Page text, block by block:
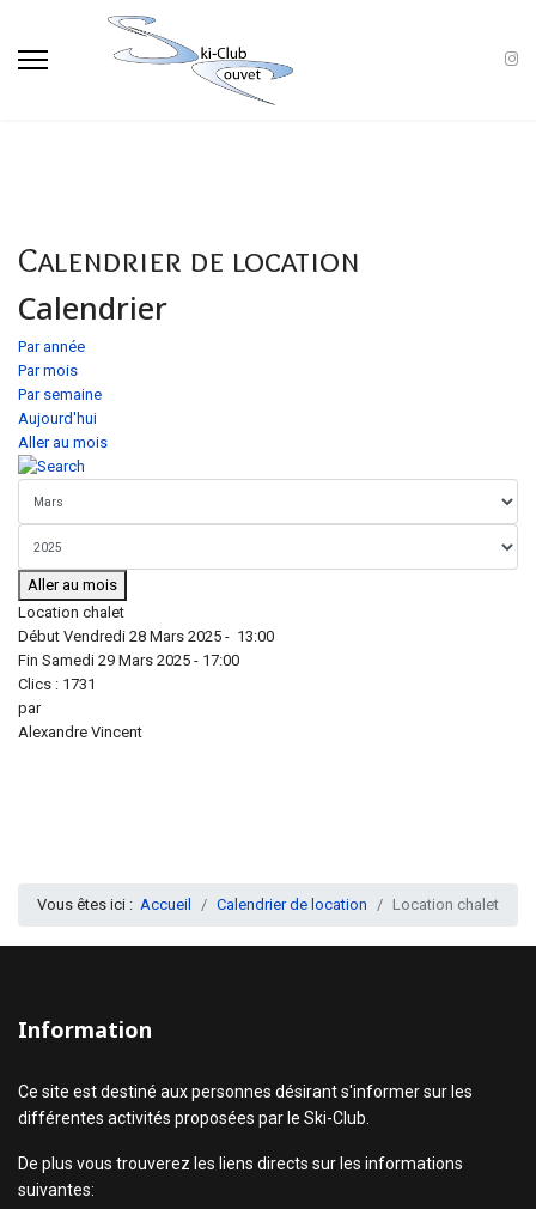
Calendrier de location
Calendrier
Par année
Par mois
Par semaine
Aujourd'hui
Aller au mois
Aller au mois
Location chalet
Début Vendredi 28 Mars 2025 - 13:00
Fin Samedi 29 Mars 2025 - 17:00
Clics : 1731
par
Alexandre Vincent
Vous êtes ici : Accueil Calendrier de location Location chalet
Information
Ce site est destiné aux personnes désirant s'informer sur les
différentes activités proposées par le Ski-Club.
De plus vous trouverez les liens directs sur les informations
suivantes: